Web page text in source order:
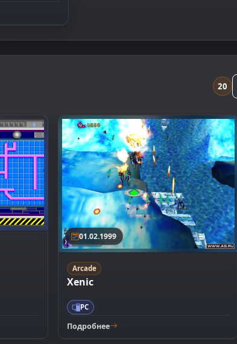
20
01.02.1999
Arcade
Xenic
PC
Подробнее